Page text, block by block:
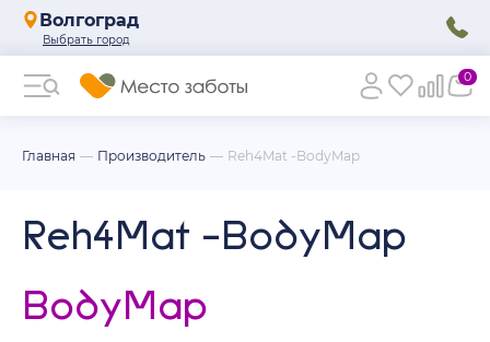
Волгоград
0
Главная Производитель Reh4Mat -BodyMap
Reh4Mat -BodyMap
BodyMap